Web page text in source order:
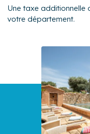
Une taxe additionnelle
votre département.